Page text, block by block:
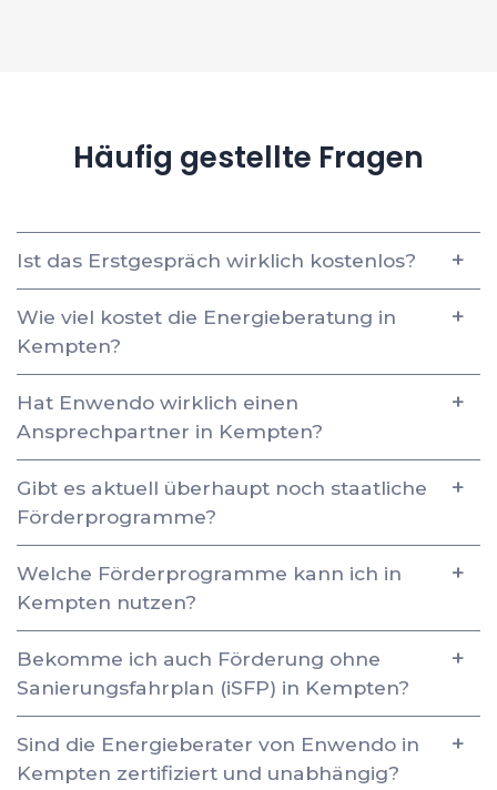
Häufig gestellte Fragen
Ist das Erstgespräch wirklich kostenlos?
Wie viel kostet die Energieberatung in
Kempten?
Hat Enwendo wirklich einen
Ansprechpartner in Kempten?
Gibt es aktuell überhaupt noch staatliche
Förderprogramme?
Welche Förderprogramme kann ich in
Kempten nutzen?
Bekomme ich auch Förderung ohne
Sanierungsfahrplan (iSFP) in Kempten?
Sind die Energieberater von Enwendo in
Kempten zertifiziert und unabhängig?